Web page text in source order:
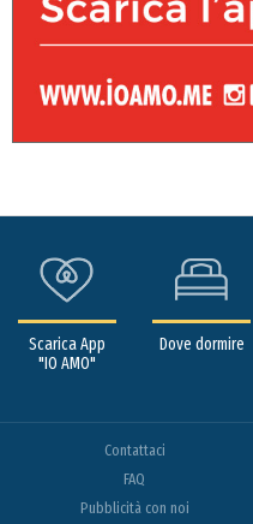
Scarica App
"IO AMO"
Dove dormire
Contattaci
FAQ
Pubblicità con noi